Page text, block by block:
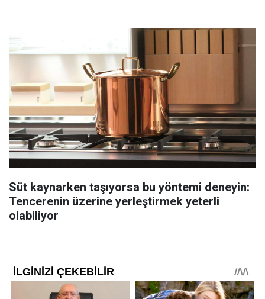
Süt kaynarken taşıyorsa bu yöntemi deneyin:
Tencerenin üzerine yerleştirmek yeterli
olabiliyor